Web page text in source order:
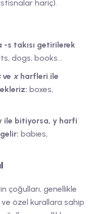
hariç).
-s takısı getirilerek
dogs, books…
ve xharfleri ile
boxes,
ile bitiyorsa, y harfi
babies,
çoğulları, genellikle
özel kurallara sahip